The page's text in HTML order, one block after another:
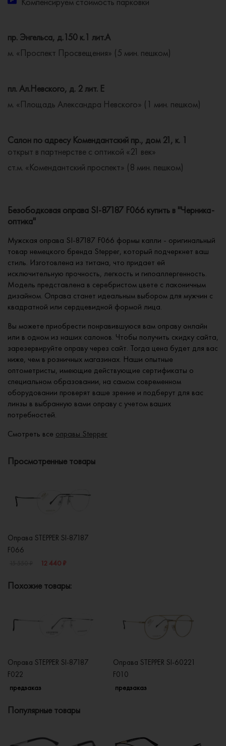
пр. Энгельса, д.150 к.1 лит.А
м. «Проспект Просвещения» (5 мин. пешком)
пл. Ал.Невского, д. 2 лит. Е
м. «Площадь Александра Невского» (1 мин. пешком)
Салон по адресу Комендантский пр., дом 21, к. 1
открыт в партнерстве с оптикой «21 век»
ст.м. «Комендантский проспект» (8 мин. пешком)
Безободковая оправа SI-87187 F066 купить в "Черника-
оптика"
Мужская оправа SI-87187 F066 формы капли - оригинальный
товар немецкого бренда Stepper, который подчеркнет ваш
стиль. Изготовлена из титана, что придает ей
исключительную прочность, легкость и гипоаллергенность.
Модель представлена в серебристом цвете с лаконичным
дизайном. Оправа станет идеальным выбором для мужчин с
квадратной или сердцевидной формой лица.
Вы можете приобрести понравившуюся вам оправу онлайн
или в одном из наших салонов. Чтобы получить скидку сайта,
зарезервируйте оправу через сайт. Тогда цена будет для вас
ниже, чем в розничных магазинах. Наши опытные
оптометристы, имеющие действующие сертификаты о
специальном образовании, на самом современном
оборудовании проверят ваше зрение и подберут для вас
линзы в выбранную вами оправу с учетом ваших
потребностей.
Смотреть все оправы Stepper
Просмотренные товары
Оправа STEPPER SI-87187
F066
12 440 ₽
Похожие товары:
Оправа STEPPER SI-87187
F022
предзаказ
Оправа STEPPER SI-60221
F010
предзаказ
Популярные товары